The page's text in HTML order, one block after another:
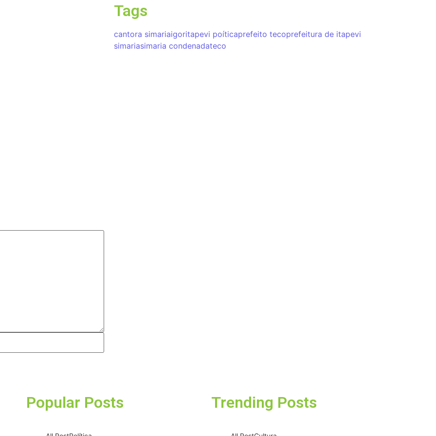
Tags
cantora simariaigoritapevi poíticaprefeito tecoprefeitura de itapevi
simariasimaria condenadateco
Popular Posts Trending Posts